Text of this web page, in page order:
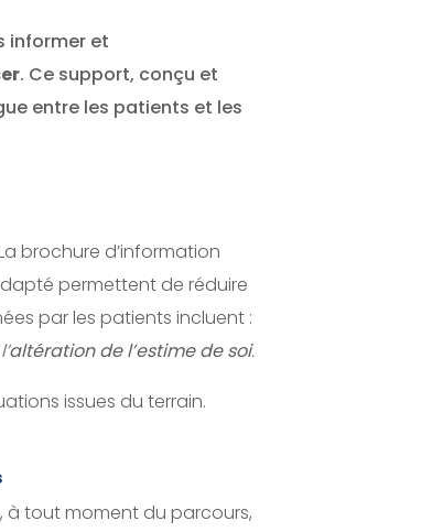
informer et
. Ce support, conçu et
entre les patients et les
brochure d’information
permettent de réduire
par les patients incluent :
altération de l’estime de soi.
issues du terrain.
à tout moment du parcours,